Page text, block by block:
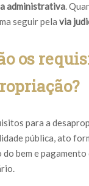
administrativa.
seguir pela via
os
para a
pública, ato
bem e pagamento